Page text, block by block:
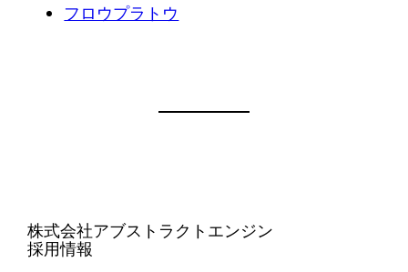
フロウプラトウ
株式会社アブストラクトエンジン
採用情報